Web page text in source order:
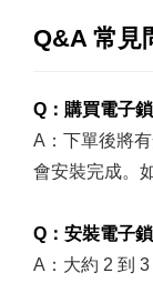
Q&A 常見
Q：購買電子
A：下單後將
會安裝完成。
Q：安裝電子
A：大約 2 到